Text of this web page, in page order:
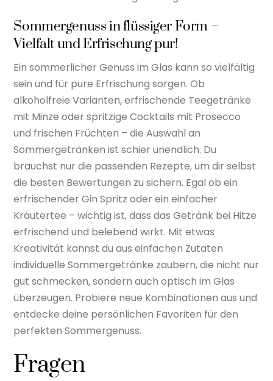
Sommergenuss in flüssiger Form –
Vielfalt und Erfrischung pur!
Ein sommerlicher Genuss im Glas kann so vielfältig
sein und für pure Erfrischung sorgen. Ob
alkoholfreie Varianten, erfrischende Teegetränke
mit Minze oder spritzige Cocktails mit Prosecco
und frischen Früchten – die Auswahl an
Sommergetränken ist schier unendlich. Du
brauchst nur die passenden Rezepte, um dir selbst
die besten Bewertungen zu sichern. Egal ob ein
erfrischender Gin Spritz oder ein einfacher
Kräutertee – wichtig ist, dass das Getränk bei Hitze
erfrischend und belebend wirkt. Mit etwas
Kreativität kannst du aus einfachen Zutaten
individuelle Sommergetränke zaubern, die nicht nur
gut schmecken, sondern auch optisch im Glas
überzeugen. Probiere neue Kombinationen aus und
entdecke deine persönlichen Favoriten für den
perfekten Sommergenuss.
Fragen